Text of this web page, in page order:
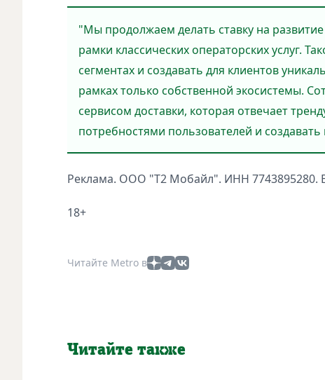
"Мы продолжаем делать ставку на
рамки классических операторских услуг.
сегментах и создавать для клиентов
рамках только собственной экосистемы.
сервисом доставки, которая отвечает
потребностями пользователей и
Реклама. ООО "Т2 Мобайл". ИНН 7743895280.
18+
Читайте Metro в
Читайте также